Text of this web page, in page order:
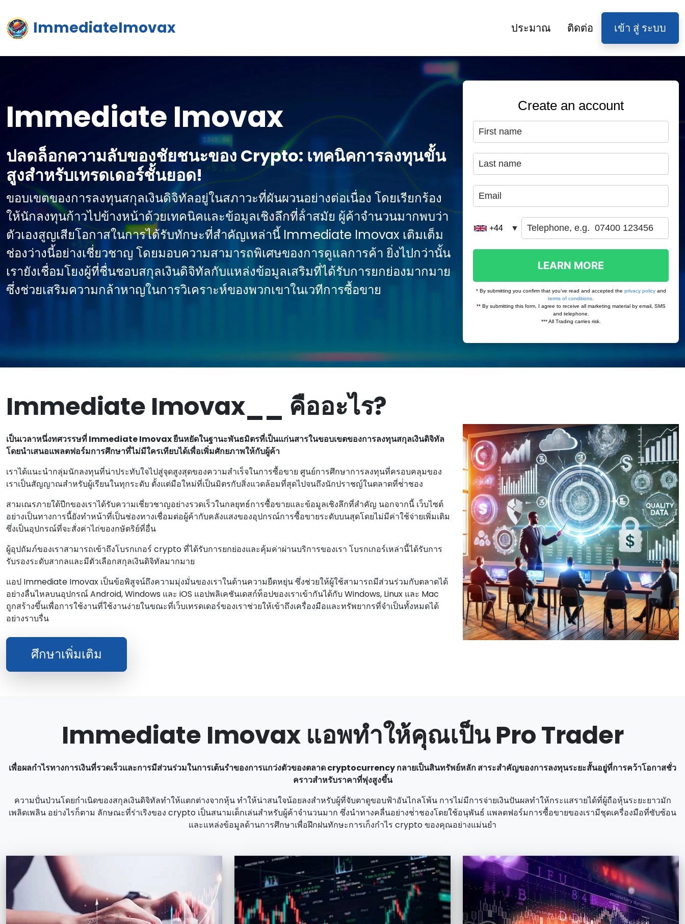
ImmediateImovax ประมาณ ติดต่อ เข้า สู่ ระบบ
Immediate Imovax
ปลดล็อกความลับของชัยชนะของ Crypto: เทคนิคการลงทุนขั้น
สูงสําหรับเทรดเดอร์ชั้นยอด!
ขอบเขตของการลงทุนสกุลเงินดิจิทัลอยู่ในสภาวะที่ผันผวนอย่างต่อเนื่อง โดยเรียกร้อง
ให้นักลงทุนก้าวไปข้างหน้าด้วยเทคนิคและข้อมูลเชิงลึกที่ล้ําสมัย ผู้ค้าจํานวนมากพบว่า
ตัวเองสูญเสียโอกาสในการได้รับทักษะที่สําคัญเหล่านี้ Immediate Imovax เติมเต็ม
ช่องว่างนี้อย่างเชี่ยวชาญ โดยมอบความสามารถพิเศษของการดูแลการค้า ยิ่งไปกว่านั้น
เรายังเชื่อมโยงผู้ที่ชื่นชอบสกุลเงินดิจิทัลกับแหล่งข้อมูลเสริมที่ได้รับการยกย่องมากมาย
ซึ่งช่วยเสริมความกล้าหาญในการวิเคราะห์ของพวกเขาในเวทีการซื้อขาย
Immediate Imovax__ คืออะไร?
เป็นเวลาหนึ่งทศวรรษที่ Immediate Imovax ยืนหยัดในฐานะพันธมิตรที่เป็นแก่นสารในขอบเขตของการลงทุนสกุลเงินดิจิทัล
โดยนําเสนอแพลตฟอร์มการศึกษาที่ไม่มีใครเทียบได้เพื่อเพิ่มศักยภาพให้กับผู้ค้า
เราได้แนะนํากลุ่มนักลงทุนที่น่าประทับใจไปสู่จุดสูงสุดของความสําเร็จในการซื้อขาย ศูนย์การศึกษาการลงทุนที่ครอบคลุมของ
เราเป็นสัญญาณสําหรับผู้เรียนในทุกระดับ ตั้งแต่มือใหม่ที่เป็นมิตรกับสิ่งแวดล้อมที่สุดไปจนถึงนักปราชญ์ในตลาดที่ช่ําชอง
สามเณรภายใต้ปีกของเราได้รับความเชี่ยวชาญอย่างรวดเร็วในกลยุทธ์การซื้อขายและข้อมูลเชิงลึกที่สําคัญ นอกจากนี้ เว็บไซต์
อย่างเป็นทางการนี้ยังทําหน้าที่เป็นช่องทางเชื่อมต่อผู้ค้ากับคลังแสงของอุปกรณ์การซื้อขายระดับบนสุดโดยไม่มีค่าใช้จ่ายเพิ่มเติม
ซึ่งเป็นอุปกรณ์ที่จะสั่งค่าไถ่ของกษัตริย์ที่อื่น
ผู้อุปถัมภ์ของเราสามารถเข้าถึงโบรกเกอร์ crypto ที่ได้รับการยกย่องและคุ้มค่าผ่านบริการของเรา โบรกเกอร์เหล่านี้ได้รับการ
รับรองระดับสากลและมีตัวเลือกสกุลเงินดิจิทัลมากมาย
แอป Immediate Imovax เป็นข้อพิสูจน์ถึงความมุ่งมั่นของเราในด้านความยืดหยุ่น ซึ่งช่วยให้ผู้ใช้สามารถมีส่วนร่วมกับตลาดได้
อย่างลื่นไหลบนอุปกรณ์ Android, Windows และ iOS แอปพลิเคชันเดสก์ท็อปของเราเข้ากันได้กับ Windows, Linux และ Mac
ถูกสร้างขึ้นเพื่อการใช้งานที่ใช้งานง่ายในขณะที่เว็บเทรดเดอร์ของเราช่วยให้เข้าถึงเครื่องมือและทรัพยากรที่จําเป็นทั้งหมดได้
อย่างราบรื่น
ศึกษาเพิ่มเติม
Immediate Imovax แอพทําให้คุณเป็น Pro Trader
เพื่อผลกําไรทางการเงินที่รวดเร็วและการมีส่วนร่วมในการเต้นรําของการแกว่งตัวของตลาด cryptocurrency กลายเป็นสินทรัพย์หลัก สาระสําคัญของการลงทุนระยะสั้นอยู่ที่การคว้าโอกาสชั่ว
คราวสําหรับราคาที่พุ่งสูงขึ้น
ความปั่นป่วนโดยกําเนิดของสกุลเงินดิจิทัลทําให้แตกต่างจากหุ้น ทําให้น่าสนใจน้อยลงสําหรับผู้ที่จับตาดูขอบฟ้าอันไกลโพ้น การไม่มีการจ่ายเงินปันผลทําให้กระแสรายได้ที่ผู้ถือหุ้นระยะยาวมัก
เพลิดเพลิน อย่างไรก็ตาม ลักษณะที่ร่าเริงของ crypto เป็นสนามเด็กเล่นสําหรับผู้ค้าจํานวนมาก ซึ่งนําทางคลื่นอย่างช่ําชองโดยใช้อนุพันธ์ แพลตฟอร์มการซื้อขายของเรามีชุดเครื่องมือที่ซับซ้อน
และแหล่งข้อมูลด้านการศึกษาเพื่อฝึกฝนทักษะการเก็งกําไร crypto ของคุณอย่างแม่นยํา